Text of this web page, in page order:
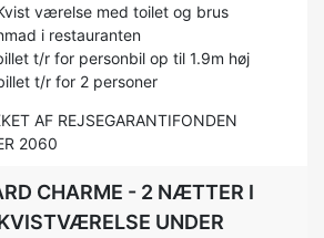
værelse med toilet og brus
i restauranten
t/r for personbil op til 1.9m høj
t/r for 2 personer
AF REJSEGARANTIFONDEN
2060
CHARME - 2 NÆTTER I
UNDER